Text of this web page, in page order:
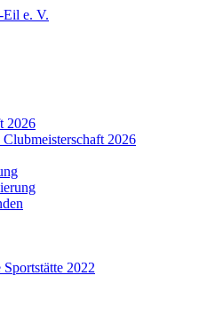
e. V.
2026
Clubmeisterschaft 2026
2022